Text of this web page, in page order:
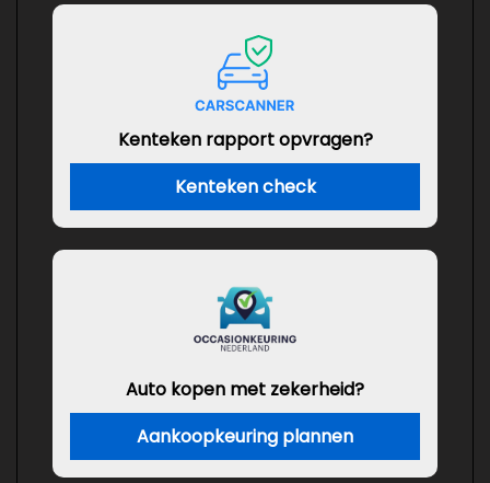
Kenteken rapport opvragen?
Kenteken check
Auto kopen met zekerheid?
Aankoopkeuring plannen